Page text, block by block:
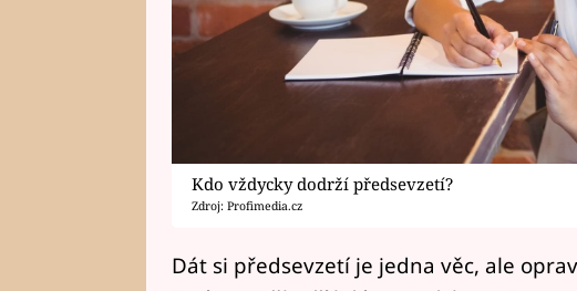
Kdo vždycky dodrží předsevzetí?
Zdroj: Profimedia.cz
Dát si předsevzetí je jedna věc, ale